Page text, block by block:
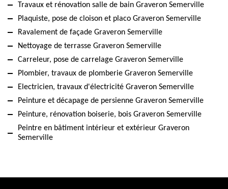
Travaux et rénovation salle de bain Graveron Semerville
Plaquiste, pose de cloison et placo Graveron Semerville
Ravalement de façade Graveron Semerville
Nettoyage de terrasse Graveron Semerville
Carreleur, pose de carrelage Graveron Semerville
Plombier, travaux de plomberie Graveron Semerville
Electricien, travaux d'électricité Graveron Semerville
Peinture et décapage de persienne Graveron Semerville
Peinture, rénovation boiserie, bois Graveron Semerville
Peintre en bâtiment intérieur et extérieur Graveron
Semerville